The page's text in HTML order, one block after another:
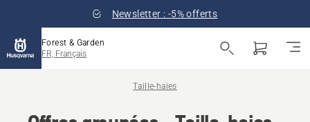
Newsletter : -5% offerts
Forest & Garden
FR, Français
Taille-haies